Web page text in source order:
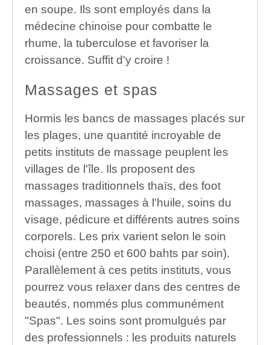
en soupe. Ils sont employés dans la
médecine chinoise pour combatte le
rhume, la tuberculose et favoriser la
croissance. Suffit d'y croire !
Massages et spas
Hormis les bancs de massages placés sur
les plages, une quantité incroyable de
petits instituts de massage peuplent les
villages de l'île. Ils proposent des
massages traditionnels thaïs, des foot
massages, massages à l'huile, soins du
visage, pédicure et différents autres soins
corporels. Les prix varient selon le soin
choisi (entre 250 et 600 bahts par soin).
Parallèlement à ces petits instituts, vous
pourrez vous relaxer dans des centres de
beautés, nommés plus communément
"Spas". Les soins sont promulgués par
des professionnels : les produits naturels